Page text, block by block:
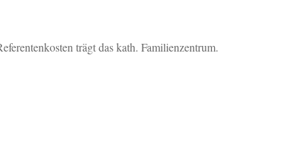
trägt das kath. Familienzentrum.